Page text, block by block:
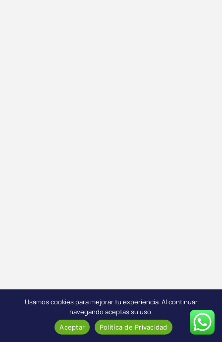
Usamos cookies para mejorar tu experiencia. Al continuar
navegando aceptas su uso.
Aceptar Politíca de Privacidad